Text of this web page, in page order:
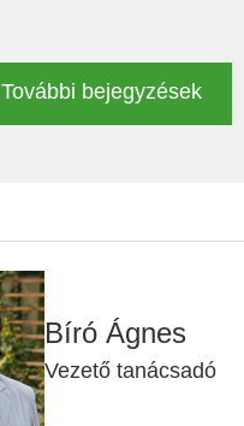
További bejegyzések
Bíró Ágnes
Vezető tanácsadó